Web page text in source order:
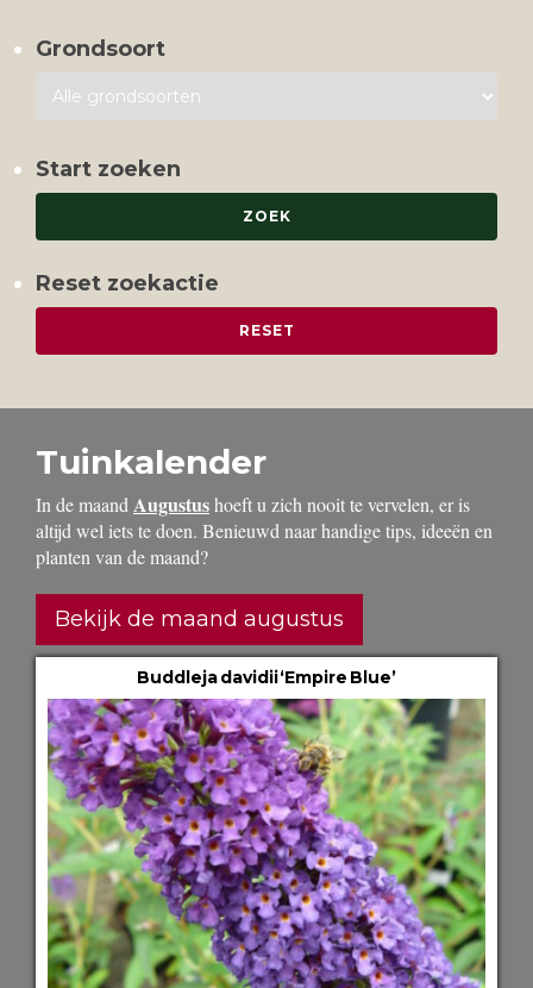
Grondsoort
Start zoeken
Reset zoekactie
Tuinkalender
In de maand Augustushoeft u zich nooit te vervelen, er is
altijd wel iets te doen. Benieuwd naar handige tips, ideeën en
planten van de maand?
Bekijk de maand augustus
Buddleja davidii ‘Empire Blue’